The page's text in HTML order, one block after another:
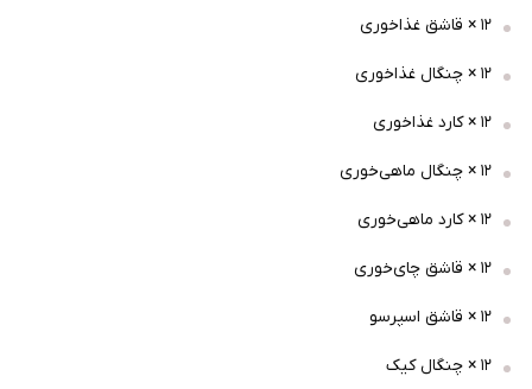
۱۲ × قاشق غذاخوری
۱۲ × چنگال غذاخوری
۱۲ × کارد غذاخوری
۱۲ × چنگال ماهی‌خوری
۱۲ × کارد ماهی‌خوری
۱۲ × قاشق چای‌خوری
۱۲ × قاشق اسپرسو
۱۲ × چنگال کیک